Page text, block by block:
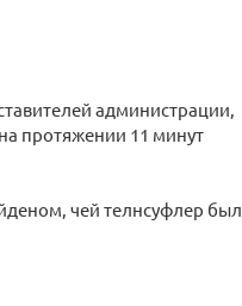
администрации,
протяжении 11 минут
чей телнсуфлер был